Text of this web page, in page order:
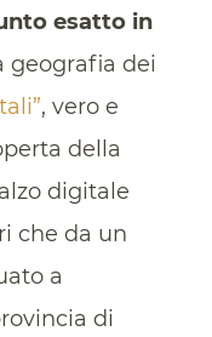
esatto in
geografia dei
, vero e
della
digitale
che da un
a
di